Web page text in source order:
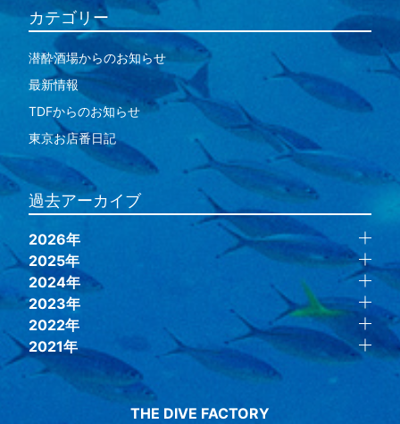
カテゴリー
潜酔酒場からのお知らせ
最新情報
TDFからのお知らせ
東京お店番日記
過去アーカイブ
2026年
2025年
2024年
2023年
2022年
2021年
THE DIVE FACTORY